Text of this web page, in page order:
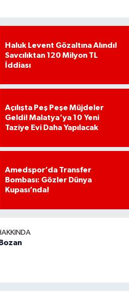
Haluk Levent Gözaltına Alındı!
Savcılıktan 120 Milyon TL
İddiası
Açılışta Peş Peşe Müjdeler
Geldi! Malatya'ya 10 Yeni
Taziye Evi Daha Yapılacak
Amedspor’da Transfer
Bombası: Gözler Dünya
Kupası’nda!